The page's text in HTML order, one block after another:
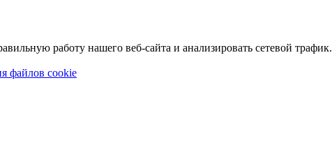
работу нашего веб-сайта и анализировать сетевой трафик.
файлов cookie